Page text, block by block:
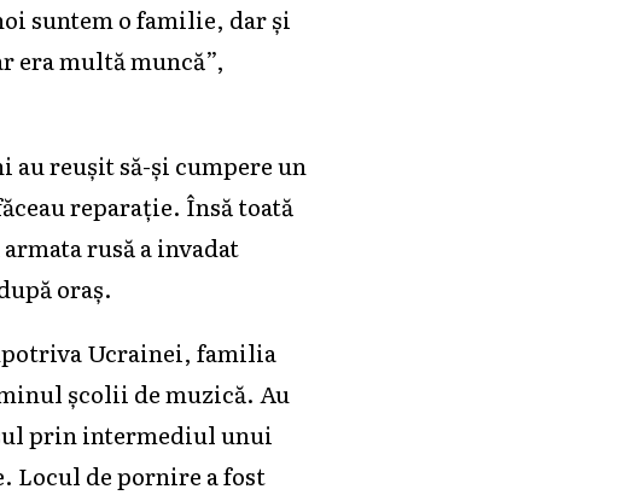
suntem o familie, dar și
era multă muncă”,
au reușit să-și cumpere un
reparație. Însă toată
rusă a invadat
oraş.
Ucrainei, familia
şcolii de muzică. Au
prin intermediul unui
Locul de pornire a fost